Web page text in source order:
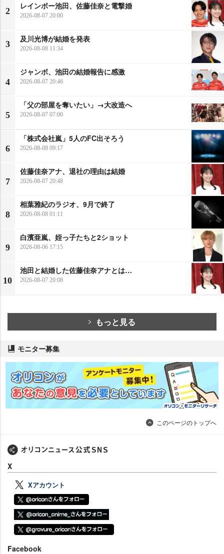
2
レインボー池田、佐藤佳奈と電撃婚
2026-08-07 20:00
3
及川光博が結婚を発表
2026-08-08 11:34
4
ジャンボ、池田の結婚報告に感激
2026-08-07 20:46
5
「父の部屋を奪いたい」→大改造へ
2026-08-07 07:00
6
「株式会社嵐」5人のFC出そろう
2026-08-08 09:17
7
佐藤佳奈アナ、退社の理由は結婚
2026-08-07 20:48
8
相葉雅紀のラジオ、9月で終了
2026-08-08 01:11
9
白濱亜嵐、姪っ子たちと2ショット
2026-08-06 17:15
10
池田と結婚した佐藤佳奈アナとは…
2026-08-07 20:08
もっと見る
モニター募集
このページのトップへ
X
Xアカウント
Facebook